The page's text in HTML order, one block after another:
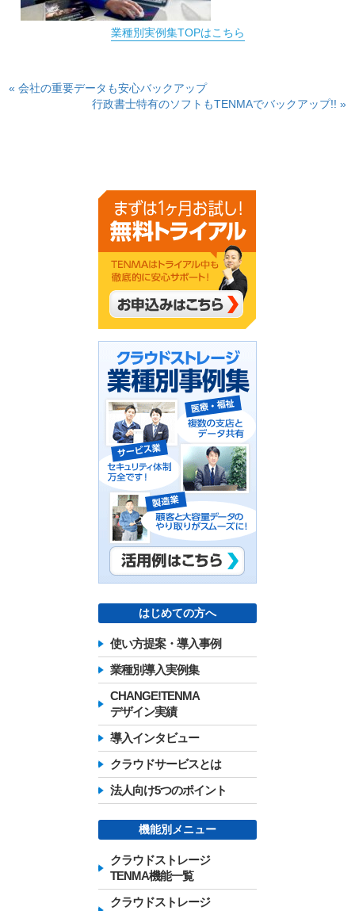
業種別実例集TOPはこちら
« 会社の重要データも安心バックアップ
行政書士特有のソフトもTENMAでバックアップ!! »
はじめての方へ
使い方提案・導入事例
業種別導入実例集
CHANGE!TENMA
デザイン実績
導入インタビュー
クラウドサービスとは
法人向け5つのポイント
機能別メニュー
クラウドストレージ
TENMA機能一覧
クラウドストレージ